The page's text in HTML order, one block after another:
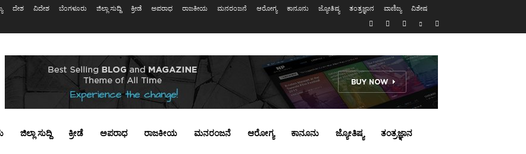
ದೇಶ ವಿದೇಶ ಬೆಂಗಳೂರು ಜಿಲ್ಲಾ ಸುದ್ದಿ ಕ್ರೀಡೆ ಅಪರಾಧ ರಾಜಕೀಯ ಮನರಂಜನೆ ಆರೋಗ್ಯ ಕಾನೂನು ಜ್ಯೋತಿಷ್ಯ ತಂತ್ರಜ್ಞಾನ ವಾಣಿಜ್ಯ ವಿಶೇಷ
ಜಿಲ್ಲಾ ಸುದ್ದಿ ಕ್ರೀಡೆ ಅಪರಾಧ ರಾಜಕೀಯ ಮನರಂಜನೆ ಆರೋಗ್ಯ ಕಾನೂನು ಜ್ಯೋತಿಷ್ಯ ತಂತ್ರಜ್ಞಾನ